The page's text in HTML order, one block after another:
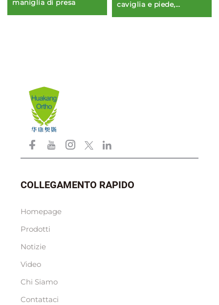
maniglia di presa
caviglia e piede,
supporti per protezione
COLLEGAMENTO RAPIDO
Homepage
Prodotti
Notizie
Video
Chi Siamo
Contattaci